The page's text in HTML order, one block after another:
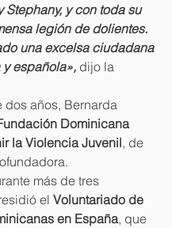
Stephany, y con toda su
legión de dolientes.
una excelsa ciudadana
española», dijo la
dos años, Bernarda
Dominicana
la Violencia Juvenil, de
más de tres
el Voluntariado de
en España, que